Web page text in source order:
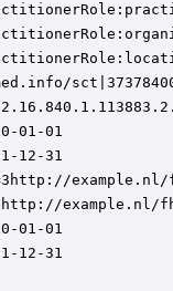
01-01
12-31
example.nl/
example.nl/
01-01
12-31